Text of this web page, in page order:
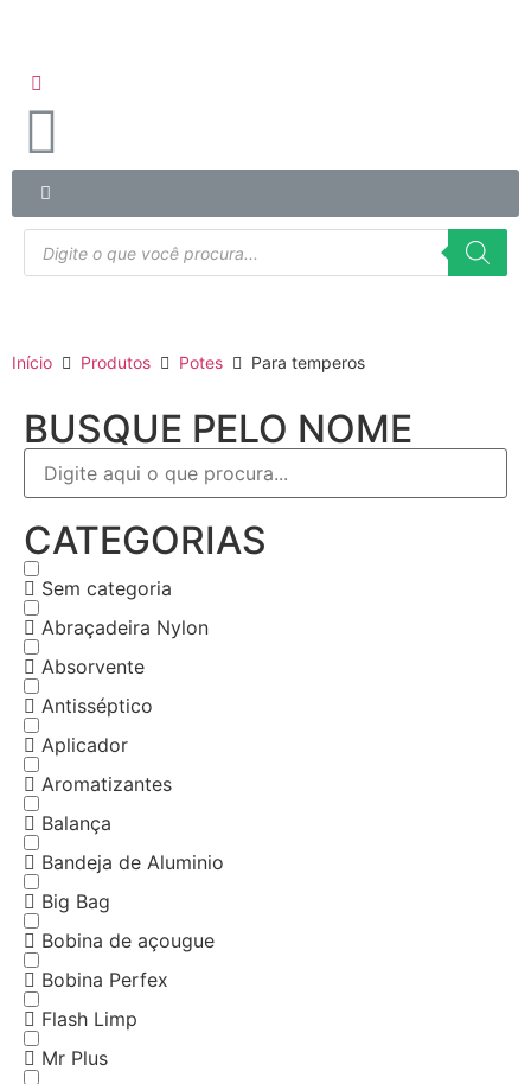
Início Produtos Potes Para temperos
BUSQUE PELO NOME
CATEGORIAS
Sem categoria
Abraçadeira Nylon
Absorvente
Antisséptico
Aplicador
Aromatizantes
Balança
Bandeja de Aluminio
Big Bag
Bobina de açougue
Bobina Perfex
Flash Limp
Mr Plus